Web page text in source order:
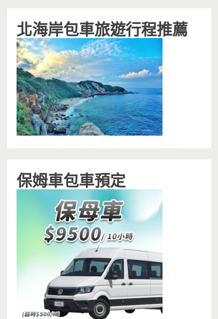
北海岸包車旅遊行程推薦
保姆車包車預定